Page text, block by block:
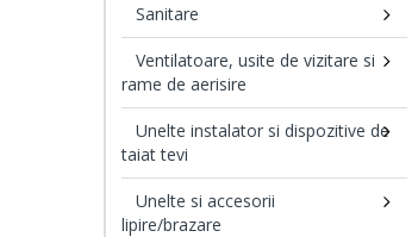
Sanitare
Ventilatoare, usite de vizitare si
rame de aerisire
Unelte instalator si dispozitive de
taiat tevi
Unelte si accesorii
lipire/brazare